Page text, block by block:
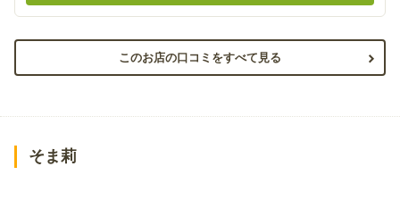
このお店の口コミをすべて見る
そま莉